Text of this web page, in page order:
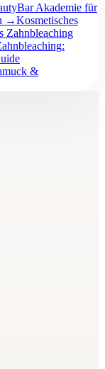
Akademie für
→Kosmetisches
Zahnbleaching
&